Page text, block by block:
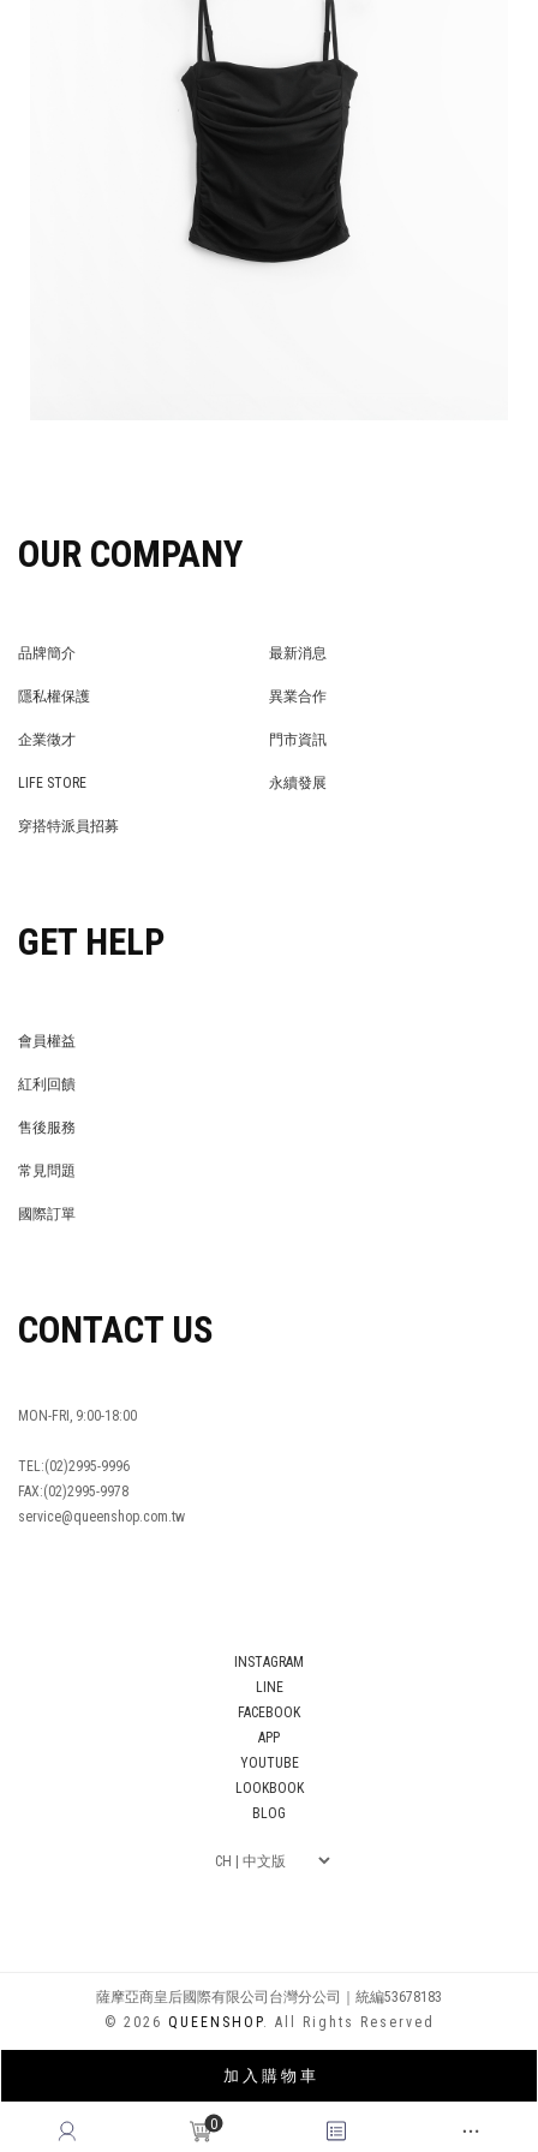
0
加 入 購 物 車
OUR COMPANY
品牌簡介
最新消息
隱私權保護
異業合作
企業徵才
門市資訊
LIFE STORE
永續發展
穿搭特派員招募
GET HELP
會員權益
紅利回饋
售後服務
常見問題
國際訂單
CONTACT US
MON-FRI, 9:00-18:00
TEL:(02)2995-9996
FAX:(02)2995-9978
service@queenshop.com.tw
INSTAGRAM
LINE
FACEBOOK
APP
YOUTUBE
LOOKBOOK
BLOG
薩摩亞商皇后國際有限公司台灣分公司｜統編53678183
© 2026 QUEENSHOP. All Rights Reserved